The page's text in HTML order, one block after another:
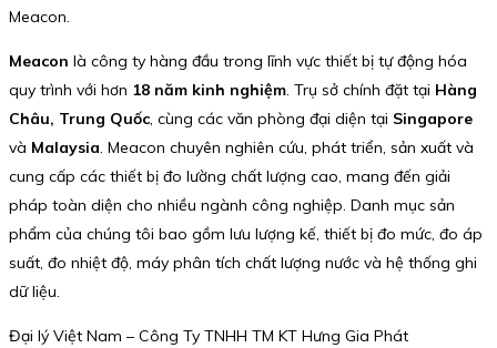
Meacon.
Meacon là công ty hàng đầu trong lĩnh vực thiết bị tự động hóa
quy trình với hơn 18 năm kinh nghiệm. Trụ sở chính đặt tại Hàng
Châu, Trung Quốc, cùng các văn phòng đại diện tại Singapore
và Malaysia. Meacon chuyên nghiên cứu, phát triển, sản xuất và
cung cấp các thiết bị đo lường chất lượng cao, mang đến giải
pháp toàn diện cho nhiều ngành công nghiệp. Danh mục sản
phẩm của chúng tôi bao gồm lưu lượng kế, thiết bị đo mức, đo áp
suất, đo nhiệt độ, máy phân tích chất lượng nước và hệ thống ghi
dữ liệu.
Đại lý Việt Nam – Công Ty TNHH TM KT Hưng Gia Phát